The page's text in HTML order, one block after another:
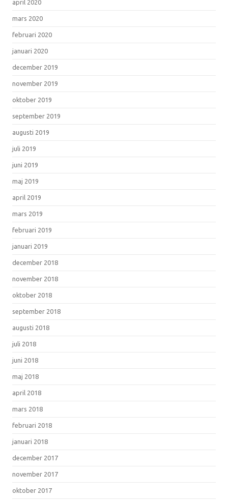
april 2020
mars 2020
februari 2020
januari 2020
december 2019
november 2019
oktober 2019
september 2019
augusti 2019
juli 2019
juni 2019
maj 2019
april 2019
mars 2019
februari 2019
januari 2019
december 2018
november 2018
oktober 2018
september 2018
augusti 2018
juli 2018
juni 2018
maj 2018
april 2018
mars 2018
februari 2018
januari 2018
december 2017
november 2017
oktober 2017